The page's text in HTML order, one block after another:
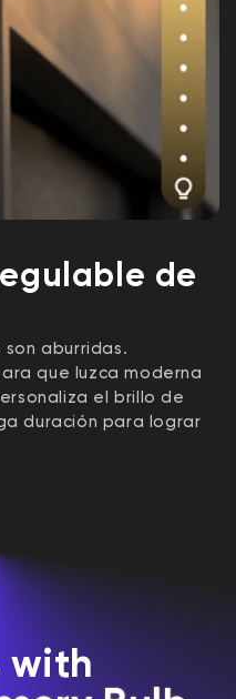
n 2,4 GHz, Wi-Fi 6
de baja energía
accesorias
de bombilla Wyze
de 1 año
de
aburridas.
que luzca moderna
el brillo de
duración para lograr
with